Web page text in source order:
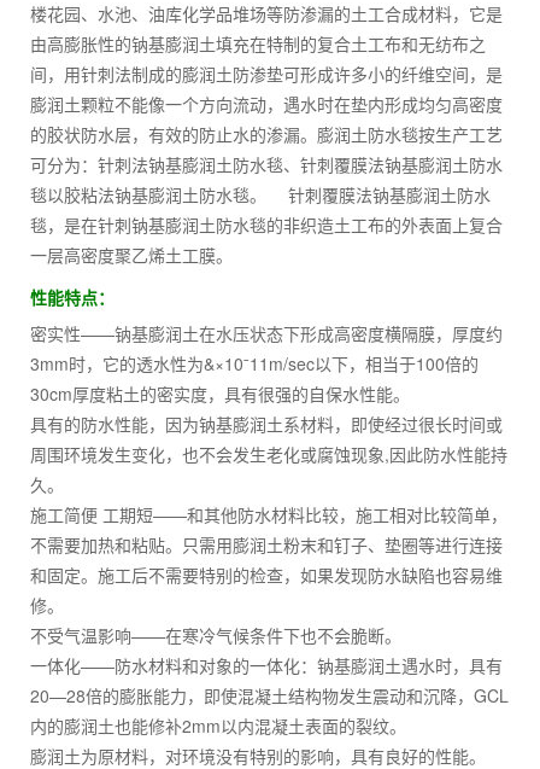
楼花园、水池、油库化学品堆场等防渗漏的土工合成材料，它是
由高膨胀性的钠基膨润土填充在特制的复合土工布和无纺布之
间，用针刺法制成的膨润土防渗垫可形成许多小的纤维空间，是
膨润土颗粒不能像一个方向流动，遇水时在垫内形成均匀高密度
的胶状防水层，有效的防止水的渗漏。膨润土防水毯按生产工艺
可分为：针刺法钠基膨润土防水毯、针刺覆膜法钠基膨润土防水
毯以胶粘法钠基膨润土防水毯。 针刺覆膜法钠基膨润土防水
毯，是在针刺钠基膨润土防水毯的非织造土工布的外表面上复合
一层高密度聚乙烯土工膜。
性能特点：
密实性——钠基膨润土在水压状态下形成高密度横隔膜，厚度约
3mm时，它的透水性为&×10ˉ11m/sec以下，相当于100倍的
30cm厚度粘土的密实度，具有很强的自保水性能。
具有的防水性能，因为钠基膨润土系材料，即使经过很长时间或
周围环境发生变化，也不会发生老化或腐蚀现象,因此防水性能持
久。
施工简便 工期短——和其他防水材料比较，施工相对比较简单，
不需要加热和粘贴。只需用膨润土粉末和钉子、垫圈等进行连接
和固定。施工后不需要特别的检查，如果发现防水缺陷也容易维
修。
不受气温影响——在寒冷气候条件下也不会脆断。
一体化——防水材料和对象的一体化：钠基膨润土遇水时，具有
20—28倍的膨胀能力，即使混凝土结构物发生震动和沉降，GCL
内的膨润土也能修补2mm以内混凝土表面的裂纹。
膨润土为原材料，对环境没有特别的影响，具有良好的性能。